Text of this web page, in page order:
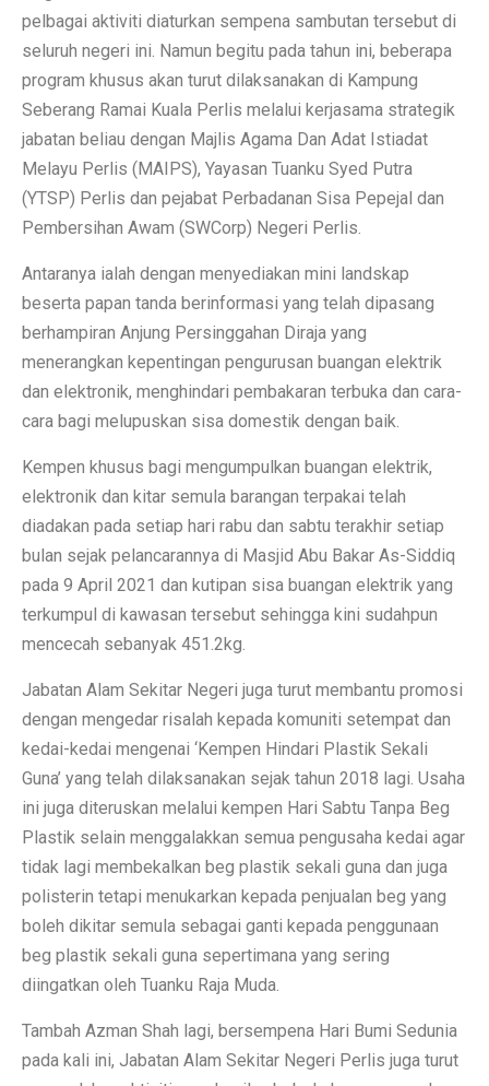
pelbagai aktiviti diaturkan sempena sambutan tersebut di
seluruh negeri ini. Namun begitu pada tahun ini, beberapa
program khusus akan turut dilaksanakan di Kampung
Seberang Ramai Kuala Perlis melalui kerjasama strategik
jabatan beliau dengan Majlis Agama Dan Adat Istiadat
Melayu Perlis (MAIPS), Yayasan Tuanku Syed Putra
(YTSP) Perlis dan pejabat Perbadanan Sisa Pepejal dan
Pembersihan Awam (SWCorp) Negeri Perlis.
Antaranya ialah dengan menyediakan mini landskap
beserta papan tanda berinformasi yang telah dipasang
berhampiran Anjung Persinggahan Diraja yang
menerangkan kepentingan pengurusan buangan elektrik
dan elektronik, menghindari pembakaran terbuka dan cara-
cara bagi melupuskan sisa domestik dengan baik.
Kempen khusus bagi mengumpulkan buangan elektrik,
elektronik dan kitar semula barangan terpakai telah
diadakan pada setiap hari rabu dan sabtu terakhir setiap
bulan sejak pelancarannya di Masjid Abu Bakar As-Siddiq
pada 9 April 2021 dan kutipan sisa buangan elektrik yang
terkumpul di kawasan tersebut sehingga kini sudahpun
mencecah sebanyak 451.2kg.
Jabatan Alam Sekitar Negeri juga turut membantu promosi
dengan mengedar risalah kepada komuniti setempat dan
kedai-kedai mengenai ‘Kempen Hindari Plastik Sekali
Guna’ yang telah dilaksanakan sejak tahun 2018 lagi. Usaha
ini juga diteruskan melalui kempen Hari Sabtu Tanpa Beg
Plastik selain menggalakkan semua pengusaha kedai agar
tidak lagi membekalkan beg plastik sekali guna dan juga
polisterin tetapi menukarkan kepada penjualan beg yang
boleh dikitar semula sebagai ganti kepada penggunaan
beg plastik sekali guna sepertimana yang sering
diingatkan oleh Tuanku Raja Muda.
Tambah Azman Shah lagi, bersempena Hari Bumi Sedunia
pada kali ini, Jabatan Alam Sekitar Negeri Perlis juga turut